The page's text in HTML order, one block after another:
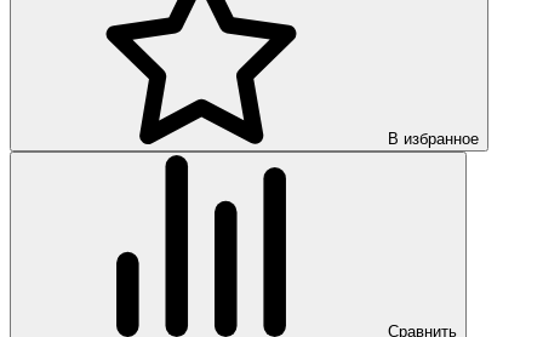
В избранное
Сравнить